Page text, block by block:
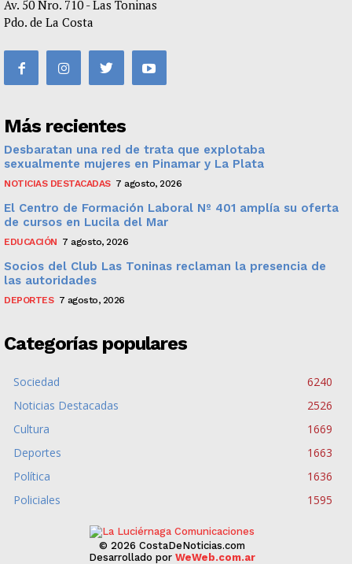
Av. 50 Nro. 710 - Las Toninas
Pdo. de La Costa
Más recientes
Desbaratan una red de trata que explotaba
sexualmente mujeres en Pinamar y La Plata
NOTICIAS DESTACADAS 7 agosto, 2026
El Centro de Formación Laboral Nº 401 amplía su oferta
de cursos en Lucila del Mar
EDUCACIÓN 7 agosto, 2026
Socios del Club Las Toninas reclaman la presencia de
las autoridades
DEPORTES 7 agosto, 2026
Categorías populares
Sociedad
6240
Noticias Destacadas
2526
Cultura
1669
Deportes
1663
Política
1636
Policiales
1595
© 2026 CostaDeNoticias.com
Desarrollado por WeWeb.com.ar